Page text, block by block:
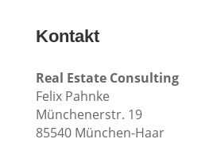
Kontakt
Real Estate Consulting
Felix Pahnke
Münchenerstr. 19
85540 München-Haar